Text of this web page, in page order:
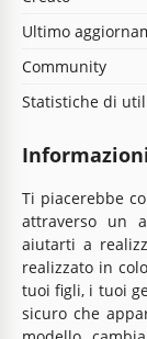
Ultimo
Community
Statistiche di
Ti piacerebbe
attraverso un
aiutarti a
realizzato in
tuoi figli, i tuoi
sicuro che